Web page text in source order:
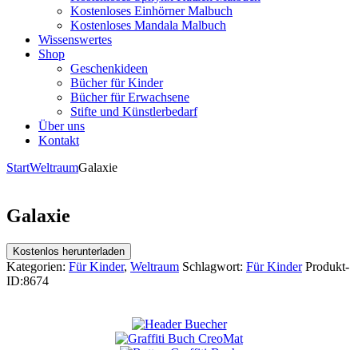
Kostenloses Einhörner Malbuch
Kostenloses Mandala Malbuch
Wissenswertes
Shop
Geschenkideen
Bücher für Kinder
Bücher für Erwachsene
Stifte und Künstlerbedarf
Über uns
Kontakt
StartWeltraumGalaxie
Galaxie
Kostenlos herunterladen
Kategorien: Für Kinder, Weltraum Schlagwort: Für Kinder Produkt-
ID:8674